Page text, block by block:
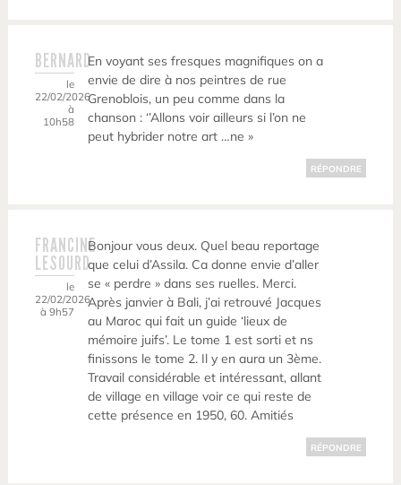
BERNARD
le
22/02/2026
à
10h58
En voyant ses fresques magnifiques on a
envie de dire à nos peintres de rue
Grenoblois, un peu comme dans la
chanson : ‘’Allons voir ailleurs si l’on ne
peut hybrider notre art …ne »
RÉPONDRE
FRANCINE
LESOURD
le
22/02/2026
à 9h57
Bonjour vous deux. Quel beau reportage
que celui d’Assila. Ca donne envie d’aller
se « perdre » dans ses ruelles. Merci.
Après janvier à Bali, j’ai retrouvé Jacques
au Maroc qui fait un guide ‘lieux de
mémoire juifs’. Le tome 1 est sorti et ns
finissons le tome 2. Il y en aura un 3ème.
Travail considérable et intéressant, allant
de village en village voir ce qui reste de
cette présence en 1950, 60. Amitiés
RÉPONDRE